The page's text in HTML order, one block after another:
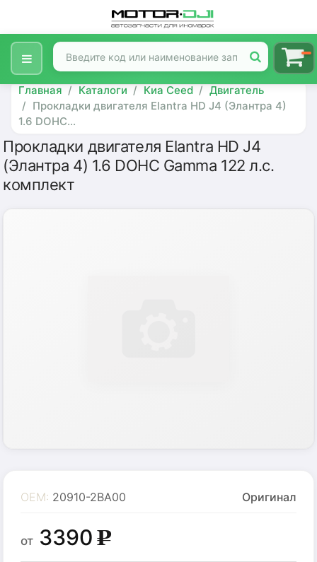
Главная Каталоги Киа Ceed
Двигатель
Прокладки двигателя Elantra HD J4 (Элантра 4)
1.6 DOHC...
Прокладки двигателя Elantra HD J4
(Элантра 4) 1.6 DOHC Gamma 122 л.с.
комплект
OEM: 20910-2BA00 Оригинал
от 3390g